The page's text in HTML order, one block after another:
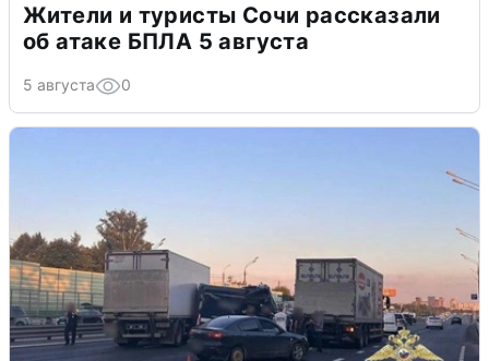
Жители и туристы Сочи рассказали
об атаке БПЛА 5 августа
5 августа 0